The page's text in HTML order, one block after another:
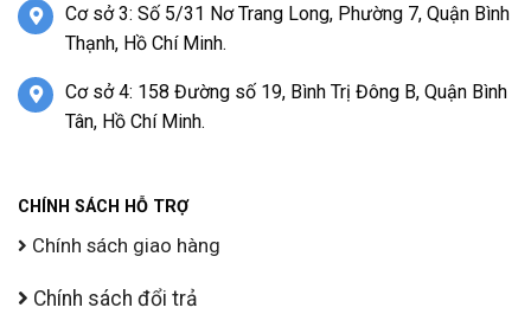
Cơ sở 3: Số 5/31 Nơ Trang Long, Phường 7, Quận Bình
Thạnh, Hồ Chí Minh.
Cơ sở 4: 158 Đường số 19, Bình Trị Đông B, Quận Bình
Tân, Hồ Chí Minh.
CHÍNH SÁCH HỖ TRỢ
Chính sách giao hàng
Chính sách đổi trả